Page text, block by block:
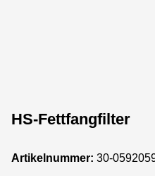
HS-Fettfangfilter
Artikelnummer: 30-